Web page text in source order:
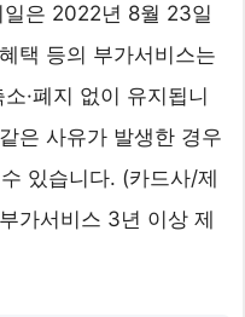
은 2022년 8월 23일
택 등의 부가서비스는
·폐지 없이 유지됩니
은 사유가 발생한 경우
있습니다. (카드사/제
가서비스 3년 이상 제